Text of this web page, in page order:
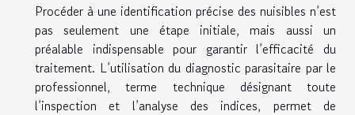
Procéder à une identification précise des nuisibles n’est
pas seulement une étape initiale, mais aussi un
préalable indispensable pour garantir l’efficacité du
traitement. L’utilisation du diagnostic parasitaire par le
professionnel, terme technique désignant toute
l’inspection et l’analyse des indices, permet de